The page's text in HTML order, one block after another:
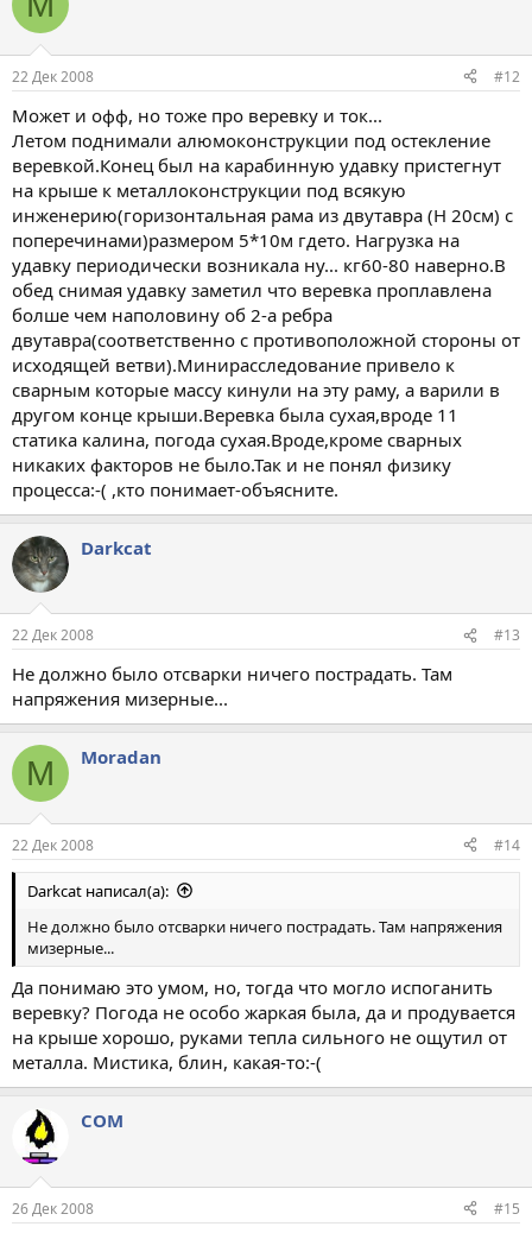
22 Дек 2008 #12
Может и офф, но тоже про веревку и ток...
Летом поднимали алюмоконструкции под остекление
веревкой.Конец был на карабинную удавку пристегнут
на крыше к металлоконструкции под всякую
инженерию(горизонтальная рама из двутавра (Н 20см) с
поперечинами)размером 5*10м гдето. Нагрузка на
удавку периодически возникала ну... кг60-80 наверно.В
обед снимая удавку заметил что веревка проплавлена
болше чем наполовину об 2-а ребра
двутавра(соответственно с противоположной стороны от
исходящей ветви).Минирасследование привело к
сварным которые массу кинули на эту раму, а варили в
другом конце крыши.Веревка была сухая,вроде 11
статика калина, погода сухая.Вроде,кроме сварных
никаких факторов не было.Так и не понял физику
процесса:-( ,кто понимает-объясните.
Darkcat
22 Дек 2008 #13
Не должно было отсварки ничего пострадать. Там
напряжения мизерные...
M Moradan
22 Дек 2008 #14
Darkcat написал(а):
Не должно было отсварки ничего пострадать. Там напряжения
мизерные...
Да понимаю это умом, но, тогда что могло испоганить
веревку? Погода не особо жаркая была, да и продувается
на крыше хорошо, руками тепла сильного не ощутил от
металла. Мистика, блин, какая-то:-(
COM
26 Дек 2008 #15